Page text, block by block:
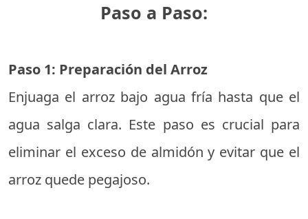
Paso a Paso:
Paso 1: Preparación del Arroz
Enjuaga el arroz bajo agua fría hasta que el
agua salga clara. Este paso es crucial para
eliminar el exceso de almidón y evitar que el
arroz quede pegajoso.